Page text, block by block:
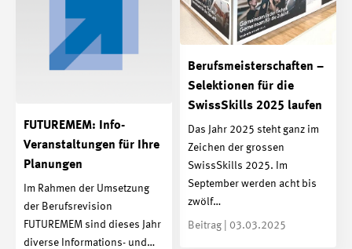
Berufsmeisterschaften –
Selektionen für die
SwissSkills 2025 laufen
Das Jahr 2025 steht ganz im
Zeichen der grossen
SwissSkills 2025. Im
September werden acht bis
zwölf…
Beitrag | 03.03.2025
FUTUREMEM: Info-
Veranstaltungen für Ihre
Planungen
Im Rahmen der Umsetzung
der Berufsrevision
FUTUREMEM sind dieses Jahr
diverse Informations- und…